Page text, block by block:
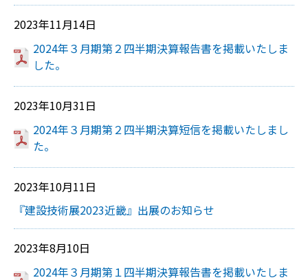
2023年11月14日
2024年３月期第２四半期決算報告書を掲載いたしま
した。
2023年10月31日
2024年３月期第２四半期決算短信を掲載いたしまし
た。
2023年10月11日
『建設技術展2023近畿』出展のお知らせ
2023年8月10日
2024年３月期第１四半期決算報告書を掲載いたしま